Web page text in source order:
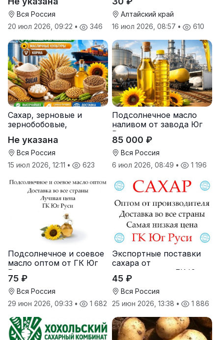
поставки
Вся Россия
20 июл 2026, 09:22 • 346
Алтайский край
16 июл 2026, 08:57 • 610
Сахар, зерновые и
зернобобовые,
корма
Не указана
Вся Россия
15 июл 2026, 12:11 • 623
Подсолнечное масло
наливом от завода Юг
Руси
85 000 ₽
Вся Россия
6 июл 2026, 08:49 • 1 196
Подсолнечное и соевое
масло оптом от ГК Юг
Руси
75 ₽
Вся Россия
29 июн 2026, 09:33 • 1 682
Экспортные поставки
сахара от
производителя ГК Юг
Руси
45 ₽
Вся Россия
25 июн 2026, 13:38 • 1 886